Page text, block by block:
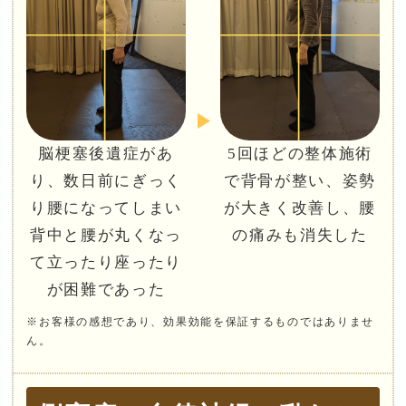
脳梗塞後遺症があ
り、数日前にぎっく
り腰になってしまい
背中と腰が丸くなっ
て立ったり座ったり
が困難であった
5回ほどの整体施術
で背骨が整い、姿勢
が大きく改善し、腰
の痛みも消失した
※お客様の感想であり、効果効能を保証するものではありませ
ん。